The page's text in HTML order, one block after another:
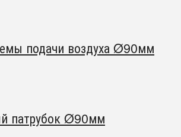
подачи воздуха Ø90мм
патрубок Ø90мм